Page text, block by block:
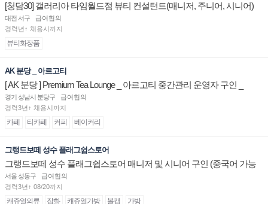
[청담30] 갤러리아 타임월드점 뷰티 컨설턴트(매니저, 주니어, 시니어)
채용
대전 서구
급여협의
경력년↑ 채용시까지
뷰티화장품
AK 분당 _ 아르고티
[ AK 분당 ] Premium Tea Lounge _ 아르고티 중간관리 운영자 구인 _
경기 성남시 분당구
급여협의
경력3년↑ 채용시까지
카페 티카페 커피 베이커리
그랭드보떼 성수 플래그쉽스토어
그랭드보떼 성수 플래그쉽스토어 매니저 및 시니어 구인 (중국어 가능
자)
서울 성동구
급여협의
경력3년↑ 08/20까지
캐쥬얼의류 잡화 캐쥬얼가방 볼캡 가방